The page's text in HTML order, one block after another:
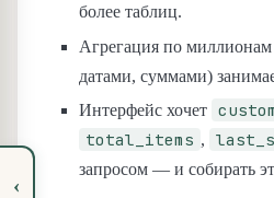
‹
более таблиц.
Агрегация по миллионам
датами, суммами)
Интерфейс хочет
total_items ,
запросом — и собирать